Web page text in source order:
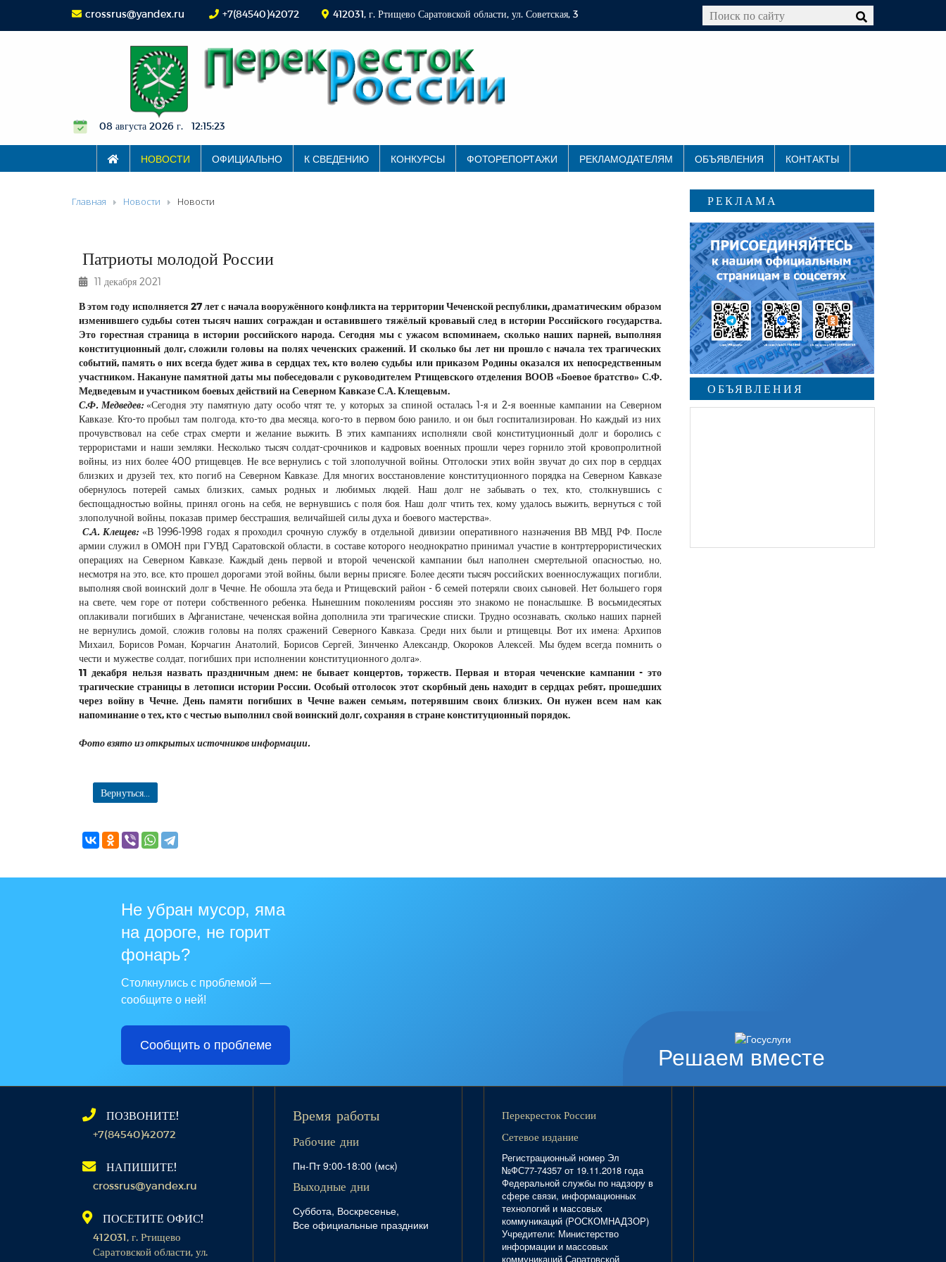
crossrus@yandex.ru +7(84540)42072 412031, г. Ртищево Саратовской области, ул. Советская, 3
08 августа 2026 г. 12:15:23
НОВОСТИ ОФИЦИАЛЬНО К СВЕДЕНИЮ КОНКУРСЫ ФОТОРЕПОРТАЖИ РЕКЛАМОДАТЕЛЯМ ОБЪЯВЛЕНИЯ КОНТАКТЫ
Главная Новости Новости
Патриоты молодой России
11 декабря 2021
В этом году исполняется 27 лет с начала вооружённого конфликта на территории Чеченской республики, драматическим образом
изменившего судьбы сотен тысяч наших сограждан и оставившего тяжёлый кровавый след в истории Российского государства.
Это горестная страница в истории российского народа. Сегодня мы с ужасом вспоминаем, сколько наших парней, выполняя
конституционный долг, сложили головы на полях чеченских сражений. И сколько бы лет ни прошло с начала тех трагических
событий, память о них всегда будет жива в сердцах тех, кто волею судьбы или приказом Родины оказался их непосредственным
участником. Накануне памятной даты мы побеседовали с руководителем Ртищевского отделения ВООВ «Боевое братство» С.Ф.
Медведевым и участником боевых действий на Северном Кавказе С.А. Клещевым.
С.Ф. Медведев:«Сегодня эту памятную дату особо чтят те, у которых за спиной осталась 1-я и 2-я военные кампании на Северном
Кавказе. Кто-то пробыл там полгода, кто-то два месяца, кого-то в первом бою ранило, и он был госпитализирован. Но каждый из них
прочувствовал на себе страх смерти и желание выжить. В этих кампаниях исполняли свой конституционный долг и боролись с
террористами и наши земляки. Несколько тысяч солдат-срочников и кадровых военных прошли через горнило этой кровопролитной
войны, из них более 400 ртищевцев. Не все вернулись с той злополучной войны. Отголоски этих войн звучат до сих пор в сердцах
близких и друзей тех, кто погиб на Северном Кавказе. Для многих восстановление конституционного порядка на Северном Кавказе
обернулось потерей самых близких, самых родных и любимых людей. Наш долг не забывать о тех, кто, столкнувшись с
беспощадностью войны, принял огонь на себя, не вернувшись с поля боя. Наш долг чтить тех, кому удалось выжить, вернуться с той
злополучной войны, показав пример бесстрашия, величайшей силы духа и боевого мастерства».
С.А. Клещев:«В 1996-1998 годах я проходил срочную службу в отдельной дивизии оперативного назначения ВВ МВД РФ. После
армии служил в ОМОН при ГУВД Саратовской области, в составе которого неоднократно принимал участие в контртеррористических
операциях на Северном Кавказе. Каждый день первой и второй чеченской кампании был наполнен смертельной опасностью, но,
несмотря на это, все, кто прошел дорогами этой войны, были верны присяге. Более десяти тысяч российских военнослужащих погибли,
выполняя свой воинский долг в Чечне. Не обошла эта беда и Ртищевский район - 6 семей потеряли своих сыновей. Нет большего горя
на свете, чем горе от потери собственного ребенка. Нынешним поколениям россиян это знакомо не понаслышке. В восьмидесятых
оплакивали погибших в Афганистане, чеченская война дополнила эти трагические списки. Трудно осознавать, сколько наших парней
не вернулись домой, сложив головы на полях сражений Северного Кавказа. Среди них были и ртищевцы. Вот их имена: Архипов
Михаил, Борисов Роман, Корчагин Анатолий, Борисов Сергей, Зинченко Александр, Окороков Алексей. Мы будем всегда помнить о
чести и мужестве солдат, погибших при исполнении конституционного долга».
11 декабря нельзя назвать праздничным днем: не бывает концертов, торжеств. Первая и вторая чеченские кампании - это
трагические страницы в летописи истории России. Особый отголосок этот скорбный день находит в сердцах ребят, прошедших
через войну в Чечне. День памяти погибших в Чечне важен семьям, потерявшим своих близких. Он нужен всем нам как
напоминание о тех, кто с честью выполнил свой воинский долг, сохраняя в стране конституционный порядок.
Фото взято из открытых источников информации.
Вернуться...
РЕКЛАМА
ОБЪЯВЛЕНИЯ
Решаем вместе
Не убран мусор, яма
на дороге, не горит
фонарь?
Столкнулись с проблемой —
сообщите о ней!
Сообщить о проблеме
ПОЗВОНИТЕ!
+7(84540)42072
НАПИШИТЕ!
crossrus@yandex.ru
ПОСЕТИТЕ ОФИС!
412031, г. Ртищево
Саратовской области, ул.
Время работы
Рабочие дни
Пн-Пт 9:00-18:00 (мск)
Выходные дни
Суббота, Воскресенье,
Все официальные праздники
Перекресток России
Сетевое издание
Регистрационный номер Эл
№ФС77-74357 от 19.11.2018 года
Федеральной службы по надзору в
сфере связи, информационных
технологий и массовых
коммуникаций (РОСКОМНАДЗОР)
Учредители: Министерство
информации и массовых
коммуникаций Саратовской